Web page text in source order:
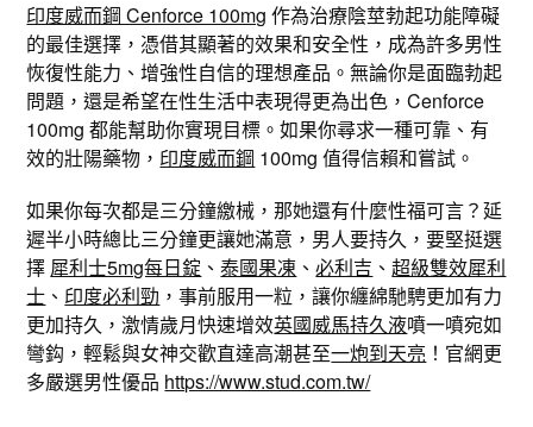
印度威而鋼 Cenforce 100mg 作為治療陰莖勃起功能障礙
的最佳選擇，憑借其顯著的效果和安全性，成為許多男性
恢復性能力、增強性自信的理想產品。無論你是面臨勃起
問題，還是希望在性生活中表現得更為出色，Cenforce
100mg 都能幫助你實現目標。如果你尋求一種可靠、有
效的壯陽藥物， 印度威而鋼 100mg 值得信賴和嘗試。
如果你每次都是三分鐘繳械，那她還有什麼性福可言？延
遲半小時總比三分鐘更讓她滿意，男人要持久，要堅挺選
擇 犀利士5mg每日錠 、泰國果凍 、必利吉 、超級雙效犀利
士 、 印度必利勁 ，事前服用一粒，讓你纏綿馳騁更加有力
更加持久，激情歲月快速增效英國威馬持久液噴一噴宛如
彎鈎，輕鬆與女神交歡直達高潮甚至一炮到天亮 ！官網更
多嚴選男性優品 https://www.stud.com.tw/